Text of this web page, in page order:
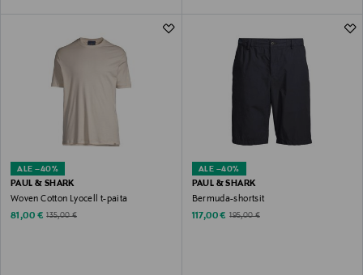
ALE –40%
PAUL & SHARK
Woven Cotton Lyocell t-paita
Discounted Price
81,00 € Original Price
135,00 €
ALE –40%
PAUL & SHARK
Bermuda-shortsit
Discounted Price
117,00 € Original Price
195,00 €